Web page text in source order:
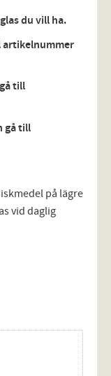
du vill ha.
artikelnummer
till
gå till
på lägre
vid daglig